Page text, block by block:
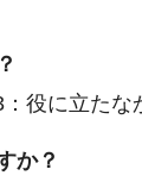
：役に立たな
か？